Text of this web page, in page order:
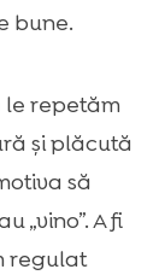
bune.
le repetăm
și plăcută
să
„vino”. A fi
regulat